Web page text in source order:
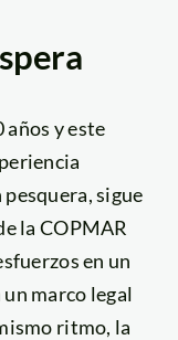
años y este
sigue
la COPMAR
en un
marco legal
ritmo, la